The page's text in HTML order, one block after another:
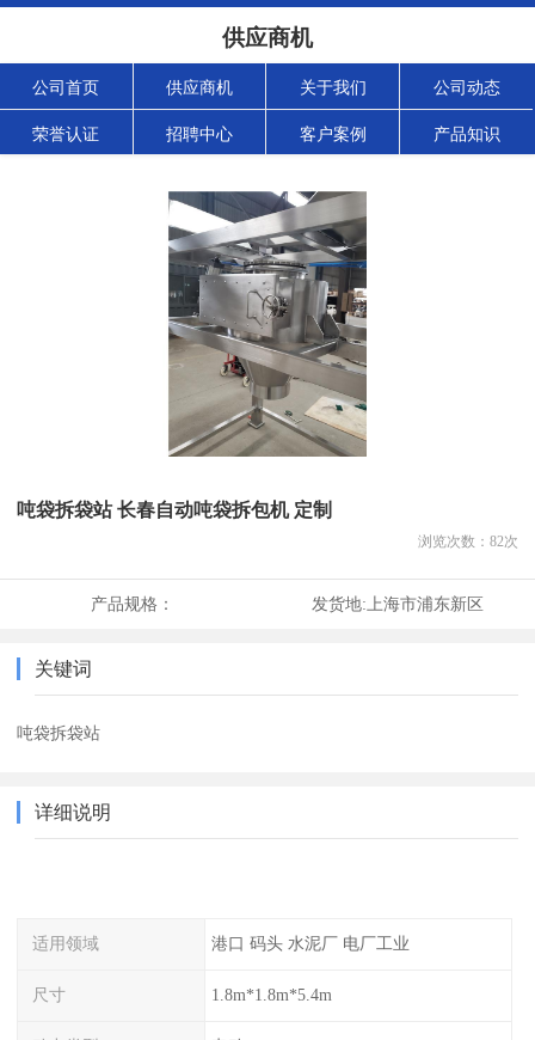
供应商机
公司首页 供应商机 关于我们 公司动态
荣誉认证 招聘中心 客户案例 产品知识
吨袋拆袋站 长春自动吨袋拆包机 定制
浏览次数： 82次
产品规格： 发货地: 上海市浦东新区
关键词
吨袋拆袋站
详细说明
适用领域 港口 码头 水泥厂 电厂工业
尺寸 1.8m*1.8m*5.4m